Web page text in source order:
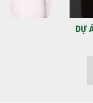
DỰ ÁN BAO GỒM